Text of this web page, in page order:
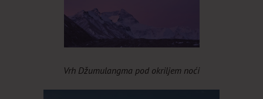
Vrh Džumulangma pod okriljem noći